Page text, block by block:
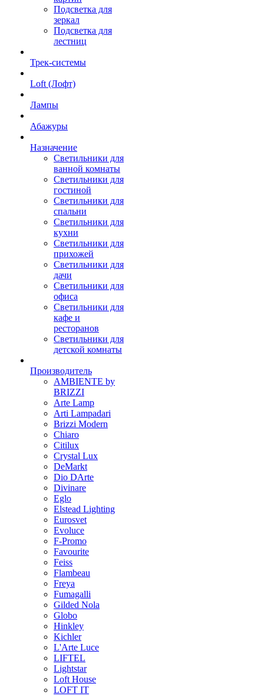
Подсветка для
зеркал
Подсветка для
лестниц
Трек-системы
Loft (Лофт)
Лампы
Абажуры
Назначение
Светильники для
ванной комнаты
Светильники для
гостиной
Светильники для
спальни
Светильники для
кухни
Светильники для
прихожей
Светильники для
дачи
Светильники для
офиса
Светильники для
кафе и
ресторанов
Светильники для
детской комнаты
Производитель
AMBIENTE by
BRIZZI
Arte Lamp
Arti Lampadari
Brizzi Modern
Chiaro
Citilux
Crystal Lux
DeMarkt
Dio DArte
Divinare
Eglo
Elstead Lighting
Eurosvet
Evoluce
F-Promo
Favourite
Feiss
Flambeau
Freya
Fumagalli
Gilded Nola
Globo
Hinkley
Kichler
L'Arte Luce
LIFTEL
Lightstar
Loft House
LOFT IT